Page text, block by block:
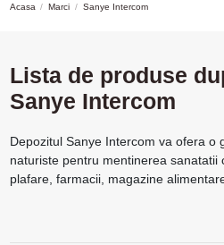
Acasa Marci Sanye Intercom
Lista de produse
Sanye Intercom
Depozitul Sanye Intercom va ofera o
naturiste pentru mentinerea sanatatii
plafare, farmacii, magazine